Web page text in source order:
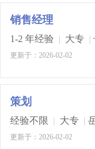
销售经理
1-2 年经验 | 大专 |
更新于：2026-02-02
策划
经验不限 | 大专 |
更新于：2026-02-02